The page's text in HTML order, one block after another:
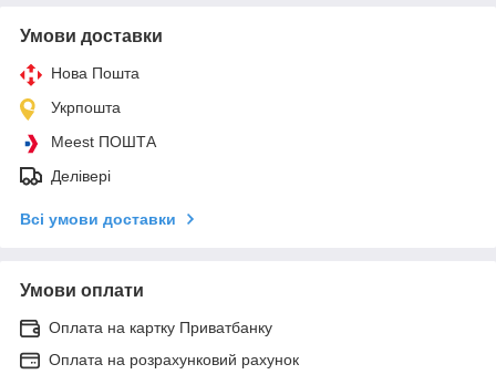
Умови доставки
Нова Пошта
Укрпошта
Meest ПОШТА
Делівері
Всі умови доставки
Умови оплати
Оплата на картку Приватбанку
Оплата на розрахунковий рахунок